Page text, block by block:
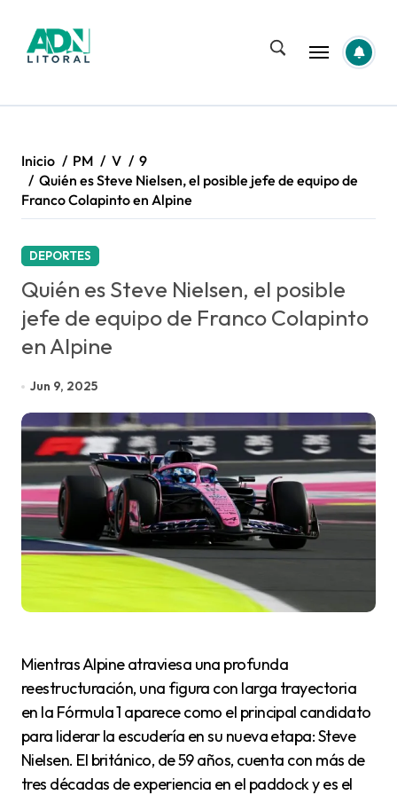
contenido
Inicio PM V
9
Quién es Steve Nielsen, el posible jefe de equipo de
Franco Colapinto en Alpine
DEPORTES
Quién es Steve Nielsen, el posible
jefe de equipo de Franco Colapinto
en Alpine
Jun 9, 2025
Mientras Alpine atraviesa una profunda
reestructuración, una figura con larga trayectoria
en la Fórmula 1 aparece como el principal candidato
para liderar la escudería en su nueva etapa: Steve
Nielsen. El británico, de 59 años, cuenta con más de
tres décadas de experiencia en el paddock y es el